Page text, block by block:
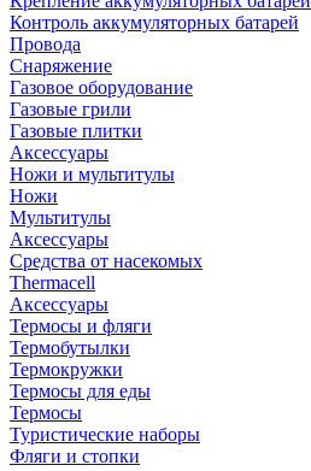
Контроль аккумуляторных батарей
Провода
Снаряжение
Газовое оборудование
Газовые грили
Газовые плитки
Аксессуары
Ножи и мультитулы
Ножи
Мультитулы
Аксессуары
Средства от насекомых
Thermacell
Аксессуары
Термосы и фляги
Термобутылки
Термокружки
Термосы для еды
Термосы
Туристические наборы
Фляги и стопки